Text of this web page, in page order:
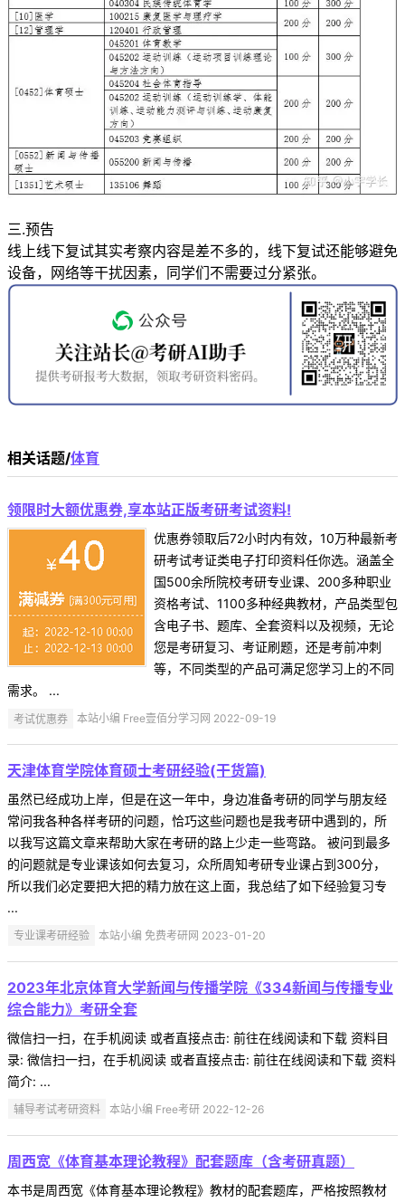
三.预告
线上线下复试其实考察内容是差不多的，线下复试还能够避免
设备，网络等干扰因素，同学们不需要过分紧张。
相关话题/体育
领限时大额优惠券,享本站正版考研考试资料!
优惠券领取后72小时内有效，10万种最新考
研考试考证类电子打印资料任你选。涵盖全
国500余所院校考研专业课、200多种职业
资格考试、1100多种经典教材，产品类型包
含电子书、题库、全套资料以及视频，无论
您是考研复习、考证刷题，还是考前冲刺
等，不同类型的产品可满足您学习上的不同
需求。 ...
考试优惠券 本站小编 Free壹佰分学习网 2022-09-19
天津体育学院体育硕士考研经验(干货篇)
虽然已经成功上岸，但是在这一年中，身边准备考研的同学与朋友经
常问我各种各样考研的问题，恰巧这些问题也是我考研中遇到的，所
以我写这篇文章来帮助大家在考研的路上少走一些弯路。 被问到最多
的问题就是专业课该如何去复习，众所周知考研专业课占到300分，
所以我们必定要把大把的精力放在这上面，我总结了如下经验复习专
...
专业课考研经验 本站小编 免费考研网 2023-01-20
2023年北京体育大学新闻与传播学院《334新闻与传播专业
综合能力》考研全套
微信扫一扫，在手机阅读 或者直接点击: 前往在线阅读和下载 资料目
录: 微信扫一扫，在手机阅读 或者直接点击: 前往在线阅读和下载 资料
简介: ...
辅导考试考研资料 本站小编 Free考研 2022-12-26
周西宽《体育基本理论教程》配套题库（含考研真题）
本书是周西宽《体育基本理论教程》教材的配套题库，严格按照教材